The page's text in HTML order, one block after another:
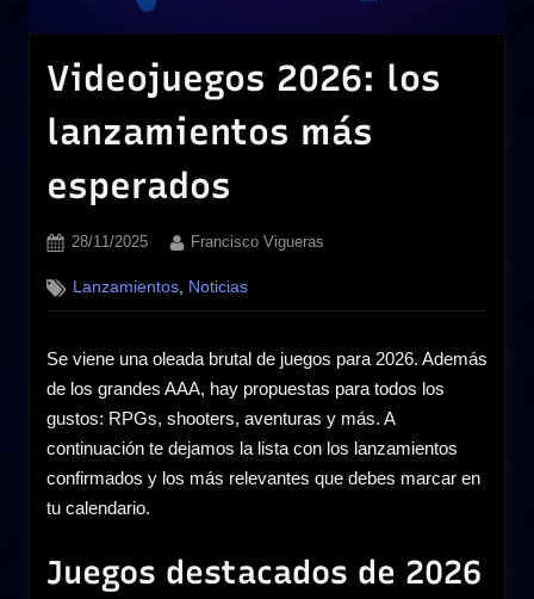
Videojuegos 2026: los
lanzamientos más
esperados
Posted
28/11/2025 By
Francisco Vigueras
Lanzamientos, Noticias
Se viene una oleada brutal de juegos para 2026. Además
de los grandes AAA, hay propuestas para todos los
gustos: RPGs, shooters, aventuras y más. A
continuación te dejamos la lista con los lanzamientos
confirmados y los más relevantes que debes marcar en
tu calendario.
Juegos destacados de 2026